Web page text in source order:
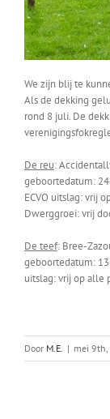
We zijn blij te
Als de dekking
rond 8 juli. De
De reu:
geboortedatum:
ECVO uitslag: vrij
Dwerggroei: vrij
De teef: Bree-
geboortedatum:
uitslag: vrij op alle
Door M.E. | mei